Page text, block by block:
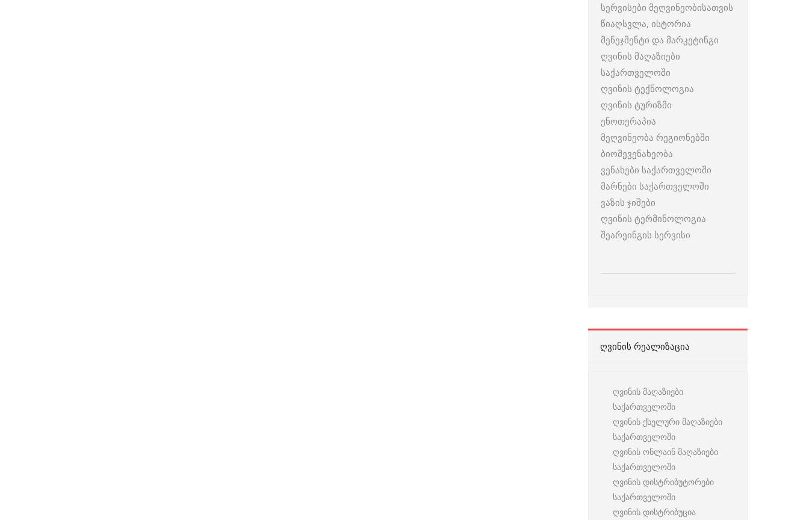
სერვისები მეღვინეობისათვის
წიაღსვლა, ისტორია
მენეჯმენტი და მარკეტინგი
ღვინის მაღაზიები
საქართველოში
ღვინის ტექნოლოგია
ღვინის ტურიზმი
ენოთერაპია
მეღვინეობა რეგიონებში
ბიომევენახეობა
ვენახები საქართველოში
მარნები საქართველოში
ვაზის ჯიშები
ღვინის ტერმინოლოგია
შეარეინგის სერვისი
ᲦᲕᲘᲜᲘᲡ ᲠᲔᲐᲚᲘᲖᲐᲪᲘᲐ
ღვინის მაღაზიები
საქართველოში
ღვინის ქსელური მაღაზიები
საქართველოში
ღვინის ონლაინ მაღაზიები
საქართველოში
ღვინის დისტრიბუტორები
საქართველოში
ღვინის დისტრიბუცია